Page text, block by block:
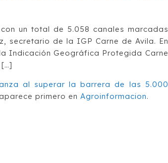
un total de 5.058 canales marcadas
secretario de la IGP Carne de Avila. En
Indicación Geográfica Protegida Carne
al superar la barrera de las 5.000
aparece primero en Agroinformacion.